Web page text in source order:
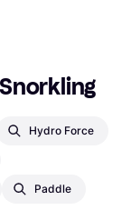
Hydro Force
Paddle